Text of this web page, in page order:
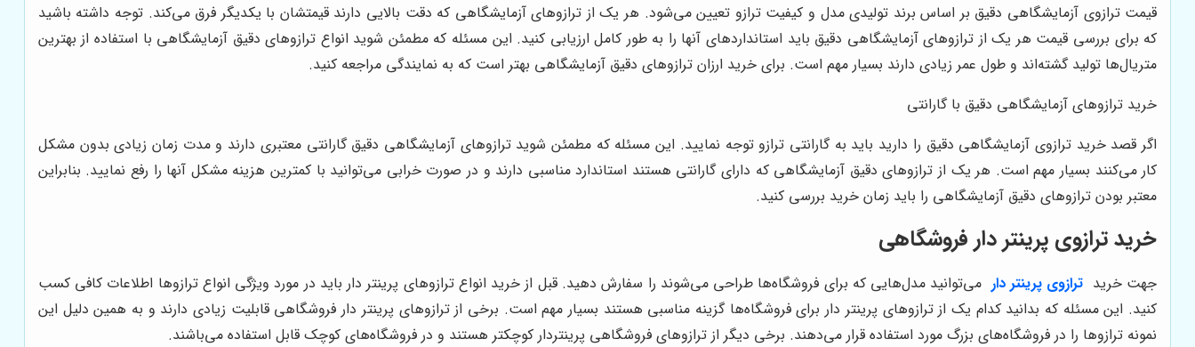
قیمت ترازوی آزمایشگاهی دقیق بر اساس برند تولیدی مدل و کیفیت ترازو تعیین می‌شود. هر یک از ترازوهای آزمایشگاهی که دقت بالایی دارند قیمتشان با یکدیگر فرق می‌کند. توجه داشته باشید
که برای بررسی قیمت هر یک از ترازوهای آزمایشگاهی دقیق باید استانداردهای آنها را به طور کامل ارزیابی کنید. این مسئله که مطمئن شوید انواع ترازوهای دقیق آزمایشگاهی با استفاده از بهترین
متریال‌ها تولید گشته‌اند و طول عمر زیادی دارند بسیار مهم است. برای خرید ارزان ترازوهای دقیق آزمایشگاهی بهتر است که به نمایندگی مراجعه کنید.
خرید ترازوهای آزمایشگاهی دقیق با گارانتی
اگر قصد خرید ترازوی آزمایشگاهی دقیق را دارید باید به گارانتی ترازو توجه نمایید. این مسئله که مطمئن شوید ترازوهای آزمایشگاهی دقیق گارانتی معتبری دارند و مدت زمان زیادی بدون مشکل
کار می‌کنند بسیار مهم است. هر یک از ترازوهای دقیق آزمایشگاهی که دارای گارانتی هستند استاندارد مناسبی دارند و در صورت خرابی می‌توانید با کمترین هزینه مشکل آنها را رفع نمایید. بنابراین
معتبر بودن ترازوهای دقیق آزمایشگاهی را باید زمان خرید بررسی کنید.
خرید ترازوی پرینتر دار فروشگاهی
جهت خرید ترازوی پرینتر دار می‌توانید مدل‌هایی که برای فروشگاه‌ها طراحی می‌شوند را سفارش دهید. قبل از خرید انواع ترازوهای پرینتر دار باید در مورد ویژگی انواع ترازوها اطلاعات کافی کسب
کنید. این مسئله که بدانید کدام یک از ترازوهای پرینتر دار برای فروشگاه‌ها گزینه مناسبی هستند بسیار مهم است. برخی از ترازوهای پرینتر دار فروشگاهی قابلیت زیادی دارند و به همین دلیل این
نمونه ترازوها را در فروشگاه‌های بزرگ مورد استفاده قرار می‌دهند. برخی دیگر از ترازوهای فروشگاهی پرینتردار کوچکتر هستند و در فروشگاه‌های کوچک قابل استفاده می‌باشند.